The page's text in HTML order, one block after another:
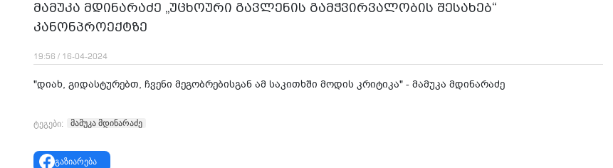
მამუკა მდინარაძე „უცხოური გავლენის გამჭვირვალობის შესახებ“
კანონპროექტზე
19:56 / 16-04-2024
"დიახ, გიდასტურებთ, ჩვენი მეგობრებისგან ამ საკითხში მოდის კრიტიკა" - მამუკა მდინარაძე
ტეგები: მამუკა მდინარაძე
გაზიარება